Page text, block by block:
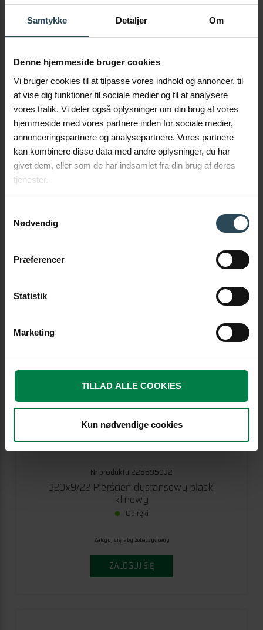
Samtykke Detaljer Om
Denne hjemmeside bruger cookies
Vi bruger cookies til at tilpasse vores indhold og annoncer, til
at vise dig funktioner til sociale medier og til at analysere
vores trafik. Vi deler også oplysninger om din brug af vores
hjemmeside med vores partnere inden for sociale medier,
annonceringspartnere og analysepartnere. Vores partnere
kan kombinere disse data med andre oplysninger, du har
givet dem, eller som de har indsamlet fra din brug af deres
tjenester.
Nødvendig
Præferencer
Statistik
Marketing
TILLAD ALLE COOKIES
Kun nødvendige cookies
Od ręki
Zaloguj się, aby zobaczyć ceny
ZALOGUJ SIĘ
rowkiem pod uszczelnie ze sciętą krawędzią
Nr produktu 225595032
320x9/22 Pierścień dystansowy płaski
klinowy
Od ręki
Zaloguj się, aby zobaczyć ceny
ZALOGUJ SIĘ